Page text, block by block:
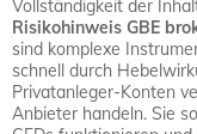
Vollständigkeit der
Risikohinweis GBE
sind komplexe
schnell durch
Privatanleger-Konten
Anbieter handeln. Sie